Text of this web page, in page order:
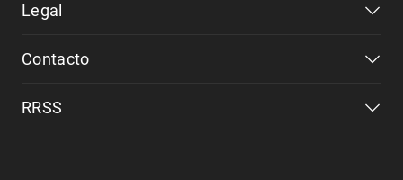
Legal
Contacto
RRSS